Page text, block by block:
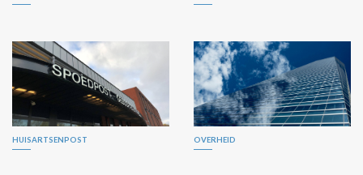
HUISARTSENPOST OVERHEID